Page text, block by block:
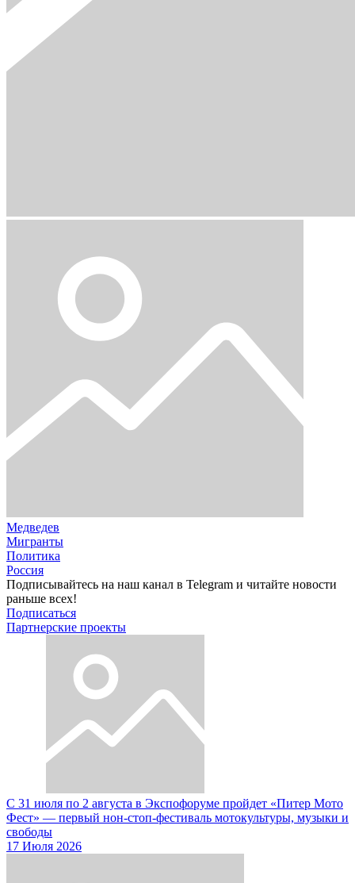
Медведев
Мигранты
Политика
Россия
Подписывайтесь на наш канал в Telegram и читайте новости
раньше всех!
Подписаться
Партнерские проекты
С 31 июля по 2 августа в Экспофоруме пройдет «Питер Мото
Фест» — первый нон-стоп-фестиваль мотокультуры, музыки и
свободы
17 Июля 2026